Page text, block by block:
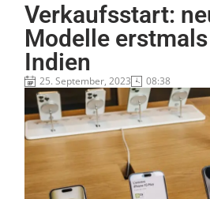
Verkaufsstart:
Modelle
Indien
25. September, 2023 08:38